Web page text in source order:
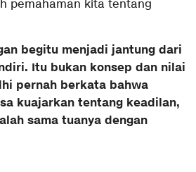
pemahaman kita tentang
begitu menjadi jantung dari
Itu bukan konsep dan nilai
pernah berkata bahwa
kuajarkan tentang keadilan,
sama tuanya dengan